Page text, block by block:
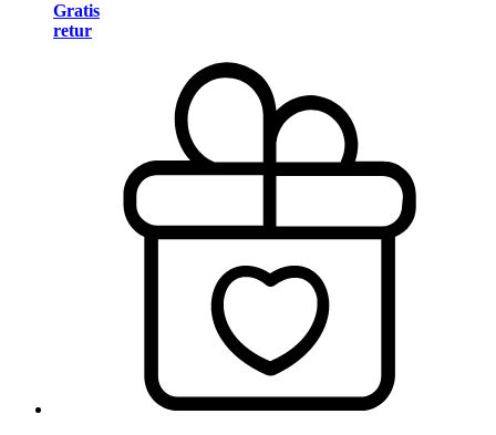
Gratis
retur